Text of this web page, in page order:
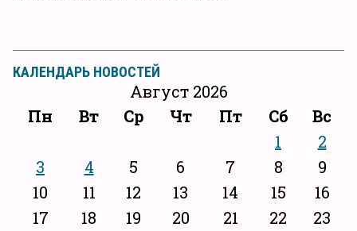
КАЛЕНДАРЬ НОВОСТЕЙ
Август 2026
Пн
Вт Ср Чт Пт Сб Вс
1
2
3
4 5 6 7 8
9
10
11 12 13 14 15
16
17
18 19 20 21 22
23